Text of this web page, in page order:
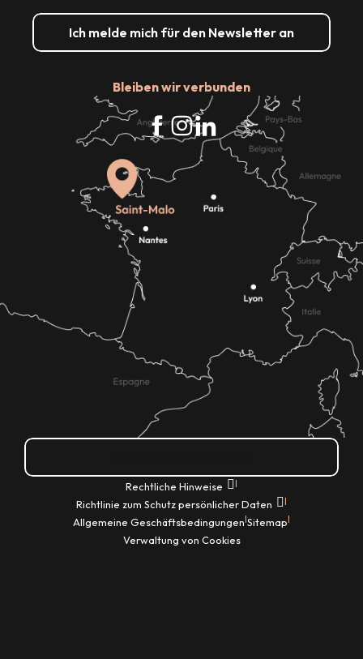
Ich melde mich für den Newsletter an
Bleiben wir verbunden
Rechtliche Hinweise |
Richtlinie zum Schutz persönlicher Daten |
Allgemeine Geschäftsbedingungen|Sitemap|
Verwaltung von Cookies